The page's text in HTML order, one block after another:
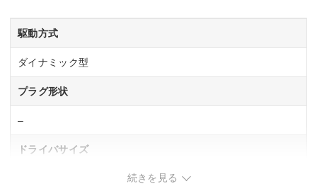
駆動方式
ダイナミック型
プラグ形状
–
ドライバサイズ
続きを見る